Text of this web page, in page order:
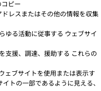
ピー
レスまたはその他の情報を収集
ゆる活動に従事する ウェブサイ
支援、調達、援助する これらの
ェブサイトを使用または表示す
トの一部であるように見える、